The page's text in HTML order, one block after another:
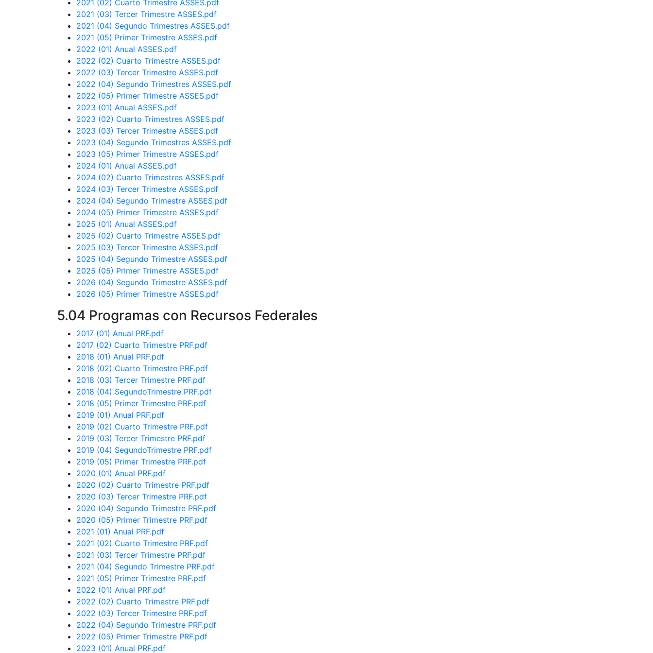
2021 (02) Cuarto Trimestre ASSES.pdf
2021 (03) Tercer Trimestre ASSES.pdf
2021 (04) Segundo Trimestres ASSES.pdf
2021 (05) Primer Trimestre ASSES.pdf
2022 (01) Anual ASSES.pdf
2022 (02) Cuarto Trimestre ASSES.pdf
2022 (03) Tercer Trimestre ASSES.pdf
2022 (04) Segundo Trimestres ASSES.pdf
2022 (05) Primer Trimestre ASSES.pdf
2023 (01) Anual ASSES.pdf
2023 (02) Cuarto Trimestres ASSES.pdf
2023 (03) Tercer Trimestre ASSES.pdf
2023 (04) Segundo Trimestres ASSES.pdf
2023 (05) Primer Trimestre ASSES.pdf
2024 (01) Anual ASSES.pdf
2024 (02) Cuarto Trimestres ASSES.pdf
2024 (03) Tercer Trimestre ASSES.pdf
2024 (04) Segundo Trimestre ASSES.pdf
2024 (05) Primer Trimestre ASSES.pdf
2025 (01) Anual ASSES.pdf
2025 (02) Cuarto Trimestre ASSES.pdf
2025 (03) Tercer Trimestre ASSES.pdf
2025 (04) Segundo Trimestre ASSES.pdf
2025 (05) Primer Trimestre ASSES.pdf
2026 (04) Segundo Trimestre ASSES.pdf
2026 (05) Primer Trimestre ASSES.pdf
5.04 Programas con Recursos Federales
2017 (01) Anual PRF.pdf
2017 (02) Cuarto Trimestre PRF.pdf
2018 (01) Anual PRF.pdf
2018 (02) Cuarto Trimestre PRF.pdf
2018 (03) Tercer Trimestre PRF.pdf
2018 (04) SegundoTrimestre PRF.pdf
2018 (05) Primer Trimestre PRF.pdf
2019 (01) Anual PRF.pdf
2019 (02) Cuarto Trimestre PRF.pdf
2019 (03) Tercer Trimestre PRF.pdf
2019 (04) SegundoTrimestre PRF.pdf
2019 (05) Primer Trimestre PRF.pdf
2020 (01) Anual PRF.pdf
2020 (02) Cuarto Trimestre PRF.pdf
2020 (03) Tercer Trimestre PRF.pdf
2020 (04) Segundo Trimestre PRF.pdf
2020 (05) Primer Trimestre PRF.pdf
2021 (01) Anual PRF.pdf
2021 (02) Cuarto Trimestre PRF.pdf
2021 (03) Tercer Trimestre PRF.pdf
2021 (04) Segundo Trimestre PRF.pdf
2021 (05) Primer Trimestre PRF.pdf
2022 (01) Anual PRF.pdf
2022 (02) Cuarto Trimestre PRF.pdf
2022 (03) Tercer Trimestre PRF.pdf
2022 (04) Segundo Trimestre PRF.pdf
2022 (05) Primer Trimestre PRF.pdf
2023 (01) Anual PRF.pdf